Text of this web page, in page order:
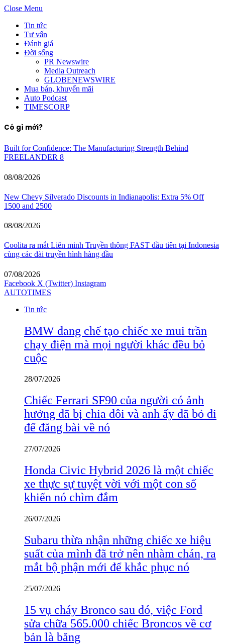
Close Menu
Tin tức
Tư vấn
Đánh giá
Đời sống
PR Newswire
Media Outreach
GLOBENEWSWIRE
Mua bán, khuyến mãi
Auto Podcast
TIMESCORP
Có gì mới?
Built for Confidence: The Manufacturing Strength Behind
FREELANDER 8
08/08/2026
New Chevy Silverado Discounts in Indianapolis: Extra 5% Off
1500 and 2500
08/08/2026
Coolita ra mắt Liên minh Truyền thông FAST đầu tiên tại Indonesia
cùng các đài truyền hình hàng đầu
07/08/2026
Facebook X (Twitter) Instagram
AUTOTIMES
Tin tức
BMW đang chế tạo chiếc xe mui trần
chạy điện mà mọi người khác đều bỏ
cuộc
28/07/2026
Chiếc Ferrari SF90 của người có ảnh
hưởng đã bị chia đôi và anh ấy đã bỏ đi
để đăng bài về nó
27/07/2026
Honda Civic Hybrid 2026 là một chiếc
xe thực sự tuyệt vời với một con số
khiến nó chìm đắm
26/07/2026
Subaru thừa nhận những chiếc xe hiệu
suất của mình đã trở nên nhàm chán, ra
mắt bộ phận mới để khắc phục nó
25/07/2026
15 vụ cháy Bronco sau đó, việc Ford
sửa chữa 565.000 chiếc Broncos về cơ
bản là băng